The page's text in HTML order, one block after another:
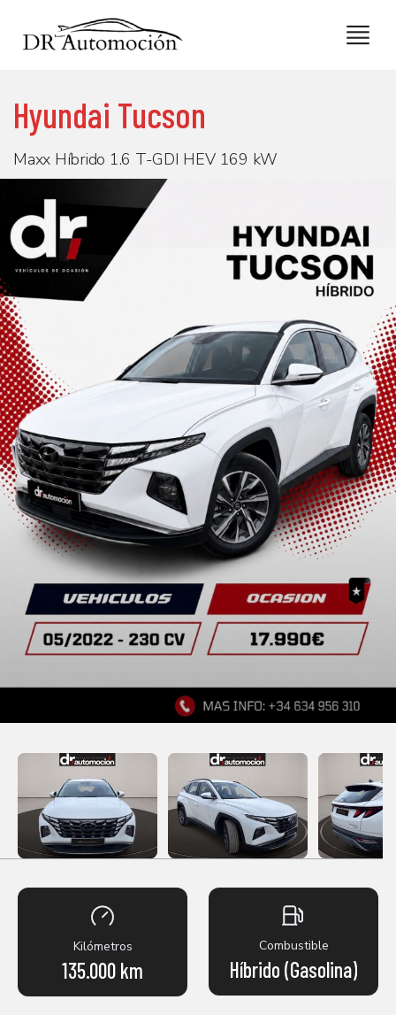
Hyundai Tucson
Maxx Híbrido 1.6 T-GDI HEV 169 kW
Kilómetros
135.000 km
Combustible
Híbrido (Gasolina)